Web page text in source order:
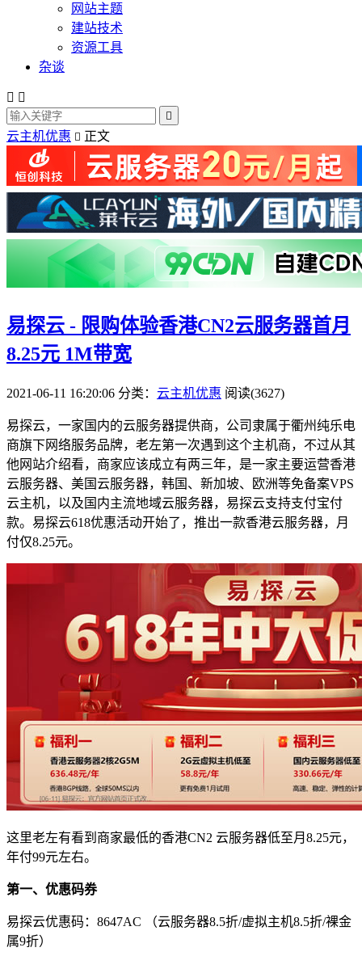
网站主题
建站技术
资源工具
杂谈
 

云主机优惠  正文
易探云 - 限购体验香港CN2云服务器首月
8.25元 1M带宽
2021-06-11 16:20:06 分类： 云主机优惠 阅读(3627)
易探云，一家国内的云服务器提供商，公司隶属于衢州纯乐电
商旗下网络服务品牌，老左第一次遇到这个主机商，不过从其
他网站介绍看，商家应该成立有两三年，是一家主要运营香港
云服务器、美国云服务器，韩国、新加坡、欧洲等免备案VPS
云主机，以及国内主流地域云服务器，易探云支持支付宝付
款。易探云618优惠活动开始了，推出一款香港云服务器，月
付仅8.25元。
这里老左有看到商家最低的香港CN2 云服务器低至月8.25元，
年付99元左右。
第一、优惠码券
易探云优惠码：8647AC （云服务器8.5折/虚拟主机8.5折/裸金
属9折）